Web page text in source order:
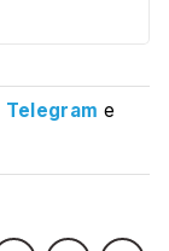
Telegram e